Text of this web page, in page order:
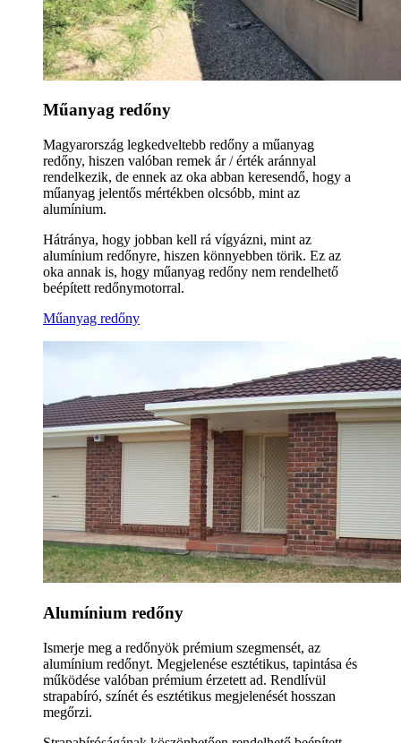
Műanyag redőny
Magyarország legkedveltebb redőny a műanyag
redőny, hiszen valóban remek ár / érték aránnyal
rendelkezik, de ennek az oka abban keresendő, hogy a
műanyag jelentős mértékben olcsóbb, mint az
alumínium.
Hátránya, hogy jobban kell rá vígyázni, mint az
alumínium redőnyre, hiszen könnyebben törik. Ez az
oka annak is, hogy műanyag redőny nem rendelhető
beépített redőnymotorral.
Műanyag redőny
Alumínium redőny
Ismerje meg a redőnyök prémium szegmensét, az
alumínium redőnyt. Megjelenése esztétikus, tapintása és
működése valóban prémium érzetett ad. Rendlívül
strapabíró, színét és esztétikus megjelenését hosszan
megőrzi.